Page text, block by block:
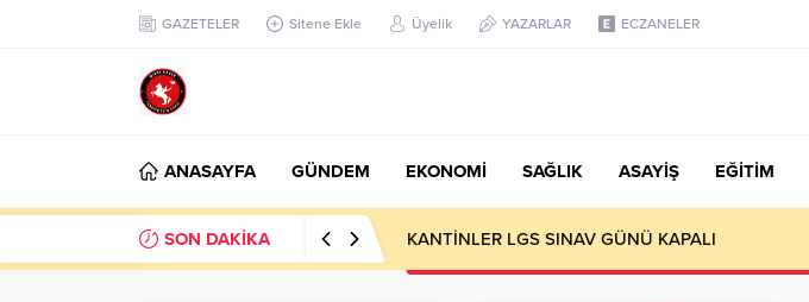
GAZETELER Sitene Ekle Üyelik YAZARLAR ECZANELER
ANASAYFA GÜNDEM EKONOMİ SAĞLIK ASAYİŞ EĞİTİM
SON DAKİKA KANTİNLER LGS SINAV GÜNÜ KAPALI